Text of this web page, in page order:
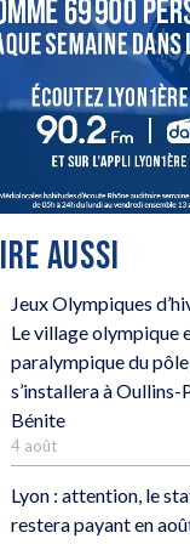
AUSSI
Jeux Olympiques
Le village olympique
paralympique du
s’installera à Oullins-
Bénite
4 août
Lyon : attention, le
restera payant en